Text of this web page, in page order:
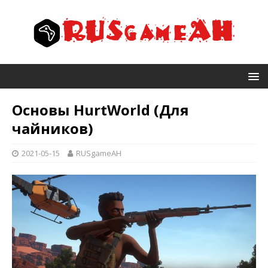
Основы HurtWorld (Для
чайников)
2021-05-15 RUSgameAH